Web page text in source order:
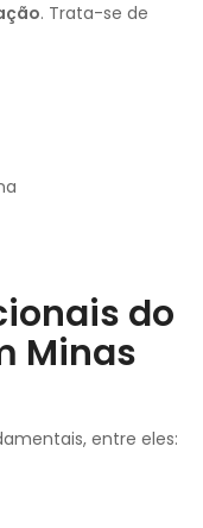
. Trata-se de
do
Minas
entre eles: